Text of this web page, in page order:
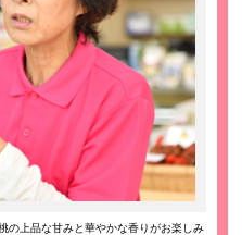
の上品な甘みと華やかな香りがお楽しみ